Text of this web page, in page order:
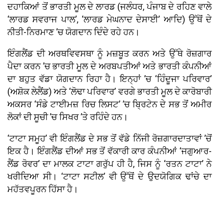
ਦਹਾਕਿਆਂ ਤੋਂ ਭਾਰਤੀ ਮੂਲ ਦੇ ਲਾਰਡ (ਜਲੰਧਰ, ਪੰਜਾਬ ਦੇ ਰਹਿਣ ਵਾਲੇ
‘ਲਾਰਡ ਸਵਰਾਜ ਪਾਲ’, ‘ਲਾਰਡ ਮੇਘਨਾਦ ਦੇਸਾਈ’ ਆਦਿ) ਉੱਥੋਂ ਦੇ
ਨੀਤੀ-ਨਿਰਮਾਣ ’ਚ ਯੋਗਦਾਨ ਦਿੰਦੇ ਰਹੇ ਹਨ।
ਇੰਗਲੈਂਡ ਦੀ ਅਰਥਵਿਵਸਥਾ ਨੂੰ ਮਜ਼ਬੂਤ ਕਰਨ ਅਤੇ ਉੱਥੇ ਰੋਜ਼ਗਾਰ
ਪੈਦਾ ਕਰਨ ’ਚ ਭਾਰਤੀ ਮੂਲ ਦੇ ਅਰਬਪਤੀਆਂ ਅਤੇ ਭਾਰਤੀ ਕੰਪਨੀਆਂ
ਦਾ ਬਹੁਤ ਵੱਡਾ ਯੋਗਦਾਨ ਰਿਹਾ ਹੈ। ਇਨ੍ਹਾਂ ’ਚ ‘ਹਿੰਦੂਜਾ ਪਰਿਵਾਰ’
(ਅਸ਼ੋਕ ਲੇਲੈਂਡ) ਅਤੇ ‘ਲੋਢਾ ਪਰਿਵਾਰ’ ਵਰਗੇ ਭਾਰਤੀ ਮੂਲ ਦੇ ਕਾਰੋਬਾਰੀ
ਅਕਸਰ ‘ਸੰਡੇ ਟਾਈਮਜ਼ ਰਿਚ ਲਿਸਟ’ ’ਚ ਬ੍ਰਿਟੇਨ ਦੇ ਸਭ ਤੋਂ ਅਮੀਰ
ਲੋਕਾਂ ਦੀ ਸੂਚੀ ’ਚ ਸਿਖਰ ’ਤੇ ਰਹਿੰਦੇ ਹਨ।
‘ਟਾਟਾ ਸਮੂਹ’ ਵੀ ਇੰਗਲੈਂਡ ਦੇ ਸਭ ਤੋਂ ਵੱਡੇ ਨਿੱਜੀ ਰੋਜ਼ਗਾਰਦਾਤਾਵਾਂ ’ਚੋਂ
ਇਕ ਹੈ। ਇੰਗਲੈਂਡ ਦੀਆਂ ਸਭ ਤੋਂ ਵੱਕਾਰੀ ਕਾਰ ਕੰਪਨੀਆਂ ‘ਜਗੁਆਰ-
ਲੈਂਡ ਰੋਵਰ’ ਦਾ ਮਾਲਕ ਟਾਟਾ ਗਰੁੱਪ ਹੀ ਹੈ, ਜਿਸ ਨੂੰ ‘ਰਤਨ ਟਾਟਾ’ ਨੇ
ਖਰੀਦਿਆ ਸੀ। ‘ਟਾਟਾ ਸਟੀਲ’ ਵੀ ਉੱਥੋਂ ਦੇ ਉਦਯੋਗਿਕ ਢਾਂਚੇ ਦਾ
ਮਹੱਤਵਪੂਰਨ ਹਿੱਸਾ ਹੈ।